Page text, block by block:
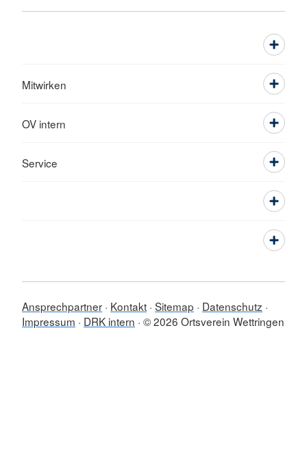
Mitwirken
OV intern
Service
Ansprechpartner Kontakt Sitemap
Datenschutz
Impressum
DRK intern © 2026 Ortsverein Wettringen